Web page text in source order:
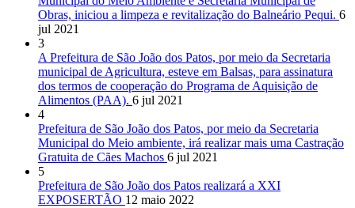
Obras, iniciou a limpeza e revitalização do Balneário Pequi. 6
jul 2021
3
A Prefeitura de São João dos Patos, por meio da Secretaria
municipal de Agricultura, esteve em Balsas, para assinatura
dos termos de cooperação do Programa de Aquisição de
Alimentos (PAA). 6 jul 2021
4
Prefeitura de São João dos Patos, por meio da Secretaria
Municipal do Meio ambiente, irá realizar mais uma Castração
Gratuita de Cães Machos 6 jul 2021
5
Prefeitura de São João dos Patos realizará a XXI
EXPOSERTÃO 12 maio 2022